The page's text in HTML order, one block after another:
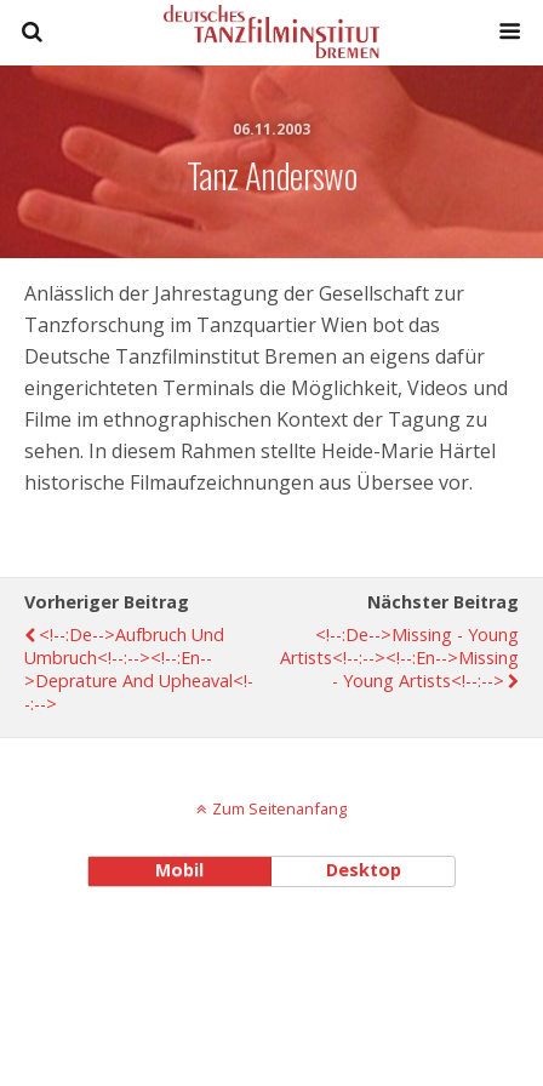
06.11.2003
Tanz Anderswo
Anlässlich der Jahrestagung der Gesellschaft zur
Tanzforschung im Tanzquartier Wien bot das
Deutsche Tanzfilminstitut Bremen an eigens dafür
eingerichteten Terminals die Möglichkeit, Videos und
Filme im ethnographischen Kontext der Tagung zu
sehen. In diesem Rahmen stellte Heide-Marie Härtel
historische Filmaufzeichnungen aus Übersee vor.
Vorheriger Beitrag
<!--:de-->Aufbruch Und
Umbruch<!--:--><!--:en--
>Deprature And Upheaval<!-
-:-->
Nächster Beitrag
<!--:de-->Missing - Young
Artists<!--:--><!--:en-->Missing
- Young Artists<!--:-->
Zum Seitenanfang
Mobil Desktop